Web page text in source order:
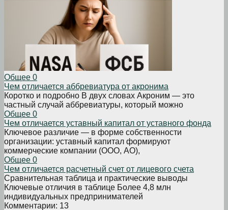
Общее 0
Чем отличается аббревиатура от акронима
Коротко и подробно В двух словах Акроним — это
частный случай аббревиатуры, который можно
Общее 0
Чем отличается уставный капитал от уставного фонда
Ключевое различие — в форме собственности
организации: уставный капитал формируют
коммерческие компании (ООО, АО),
Общее 0
Чем отличается расчетный счет от лицевого счета
Сравнительная таблица и практические выводы
Ключевые отличия в таблице Более 4,8 млн
индивидуальных предпринимателей
Комментарии: 13